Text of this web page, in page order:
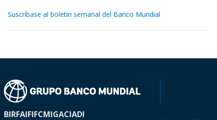
Suscríbase al boletín semanal del Banco Mundial
BIRFAIFIFCMIGACIADI